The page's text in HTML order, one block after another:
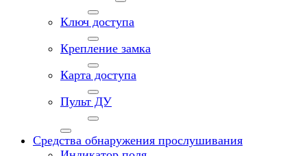
Ключ доступа
Крепление замка
Карта доступа
Пульт ДУ
Средства обнаружения прослушивания